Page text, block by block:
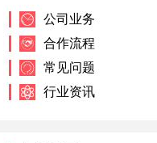
公司业务
合作流程
常见问题
行业资讯